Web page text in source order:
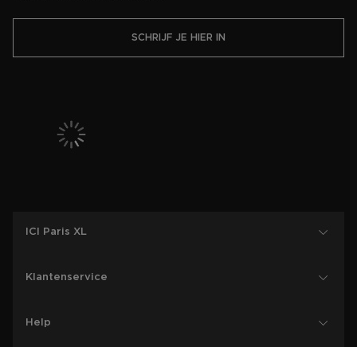
SCHRIJF JE HIER IN
ICI Paris XL
Klantenservice
Help